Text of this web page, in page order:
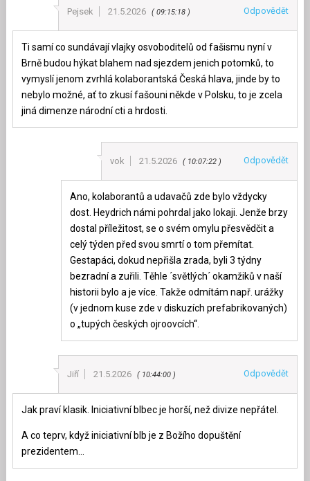
Pejsek 21.5.2026 09:15:18 Odpovědět
Ti samí co sundávají vlajky osvoboditelů od fašismu nyní v
Brně budou hýkat blahem nad sjezdem jenich potomků, to
vymyslí jenom zvrhlá kolaborantská Česká hlava, jinde by to
nebylo možné, ať to zkusí fašouni někde v Polsku, to je zcela
jiná dimenze národní cti a hrdosti.
vok 21.5.2026 10:07:22 Odpovědět
Ano, kolaborantů a udavačů zde bylo vždycky
dost. Heydrich námi pohrdal jako lokaji. Jenže brzy
dostal příležitost, se o svém omylu přesvědčit a
celý týden před svou smrtí o tom přemítat.
Gestapáci, dokud nepřišla zrada, byli 3 týdny
bezradní a zuřili. Těhle ´světlých´ okamžiků v naší
historii bylo a je více. Takže odmítám např. urážky
(v jednom kuse zde v diskuzích prefabrikovaných)
o „tupých českých ojroovcích“.
Jiří 21.5.2026 10:44:00 Odpovědět
Jak praví klasik. Iniciativní blbec je horší, než divize nepřátel.
A co teprv, když iniciativní blb je z Božího dopuštění
prezidentem…